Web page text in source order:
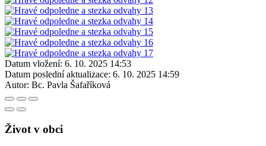
Datum vložení: 6. 10. 2025 14:53
Datum poslední aktualizace: 6. 10. 2025 14:59
Autor: Bc. Pavla Šafaříková
Život v obci